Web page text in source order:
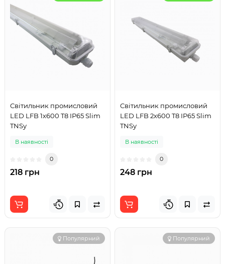
Світильник промисловий
LED LFB 1х600 T8 IP65 Slim
TNSy
В наявності
0
218 грн
Світильник промисловий
LED LFB 2х600 T8 IP65 Slim
TNSy
В наявності
0
248 грн
Популярний Популярний